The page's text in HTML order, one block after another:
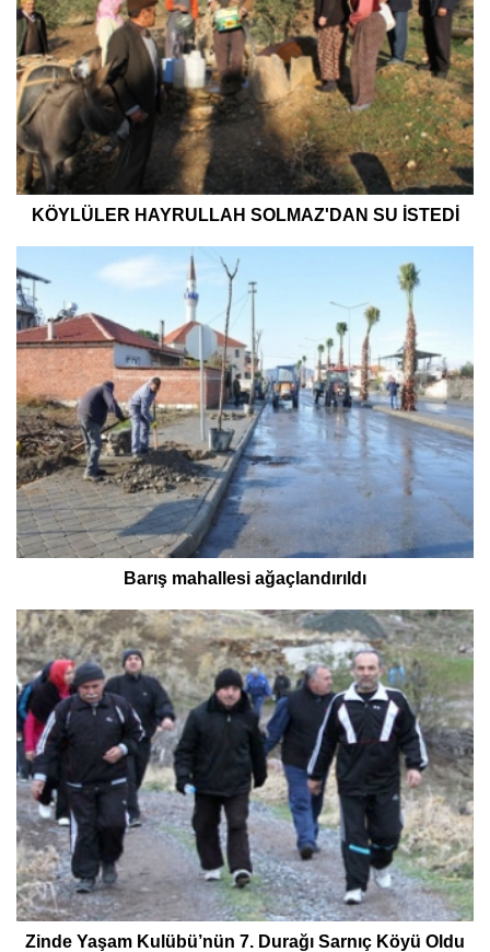
KÖYLÜLER HAYRULLAH SOLMAZ'DAN SU İSTEDİ
Barış mahallesi ağaçlandırıldı
Zinde Yaşam Kulübü’nün 7. Durağı Sarnıç Köyü Oldu